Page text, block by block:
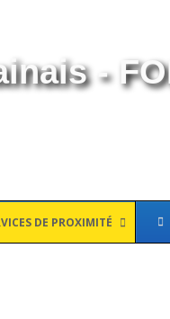
-
DE PROXIMITÉ